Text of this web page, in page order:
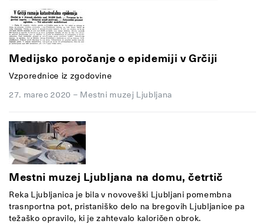
Medijsko poročanje o epidemiji v Grčiji
Vzporednice iz zgodovine
27. marec 2020 – Mestni muzej Ljubljana
Mestni muzej Ljubljana na domu, četrtič
Reka Ljubljanica je bila v novoveški Ljubljani pomembna
trasnportna pot, pristaniško delo na bregovih Ljubljanice pa
težaško opravilo, ki je zahtevalo kaloričen obrok.